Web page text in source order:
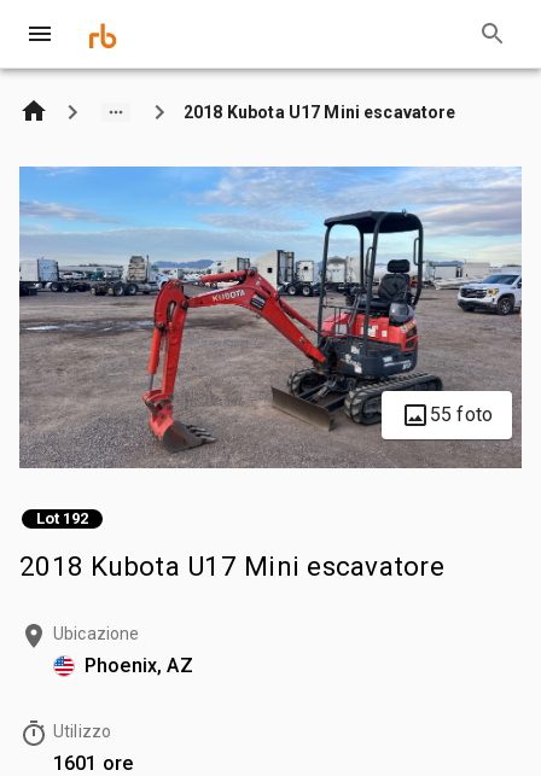
2018 Kubota U17 Mini escavatore
55 foto
Lot 192
2018 Kubota U17 Mini escavatore
Ubicazione
Phoenix, AZ
Utilizzo
1601 ore